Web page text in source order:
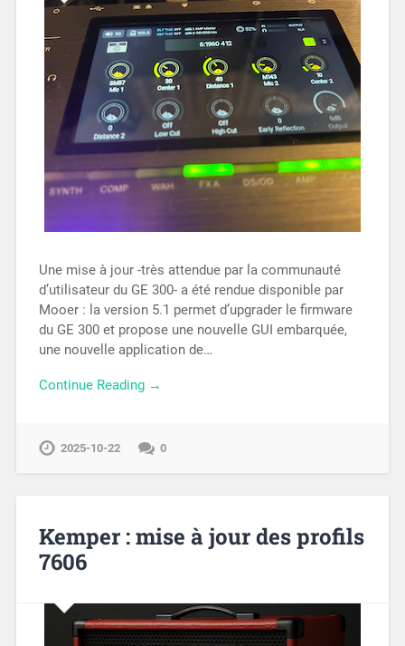
Une mise à jour -très attendue par la communauté
d’utilisateur du GE 300- a été rendue disponible par
Mooer : la version 5.1 permet d’upgrader le firmware
du GE 300 et propose une nouvelle GUI embarquée,
une nouvelle application de…
Continue Reading →
2025-10-22 0
Kemper : mise à jour des profils
7606